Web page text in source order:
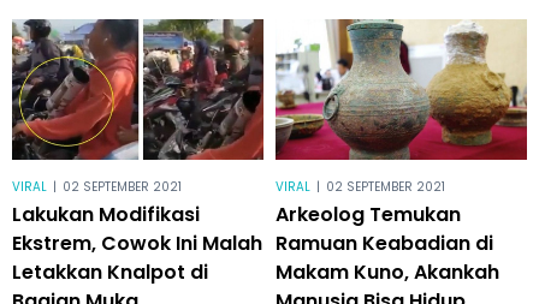
VIRAL | 02 SEPTEMBER 2021
Lakukan Modifikasi
Ekstrem, Cowok Ini Malah
Letakkan Knalpot di
VIRAL | 02 SEPTEMBER 2021
Arkeolog Temukan
Ramuan Keabadian di
Makam Kuno, Akankah